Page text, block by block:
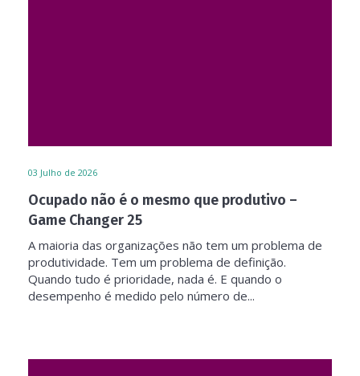
03 Julho de 2026
Ocupado não é o mesmo que produtivo –
Game Changer 25
A maioria das organizações não tem um problema de
produtividade. Tem um problema de definição.
Quando tudo é prioridade, nada é. E quando o
desempenho é medido pelo número de...